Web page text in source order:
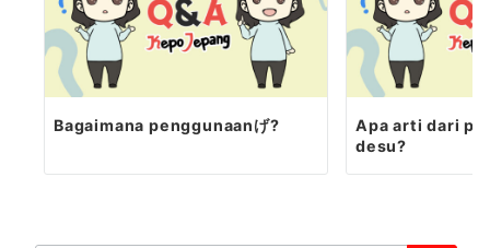
Bagaimana penggunaanげ?
Apa arti dari
desu?